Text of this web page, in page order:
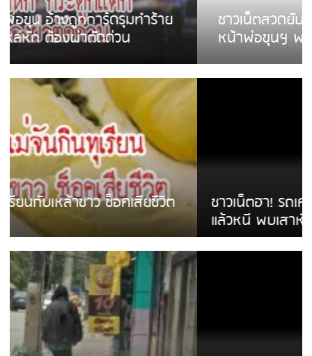
ชาวเน็ตสวดยับ! พบพม่าเร่ขายพวงมาลัย
หน้าพ่อขุนฯ พอไม่ซื้อเดินตาม
ชาวเน็ตฮา! รถเครื่องแม่สายชนป้ายร้านโลงศพ
แล้วหนี พบเสาหัก เบรคหัก หวิดได้ใช้บริการ